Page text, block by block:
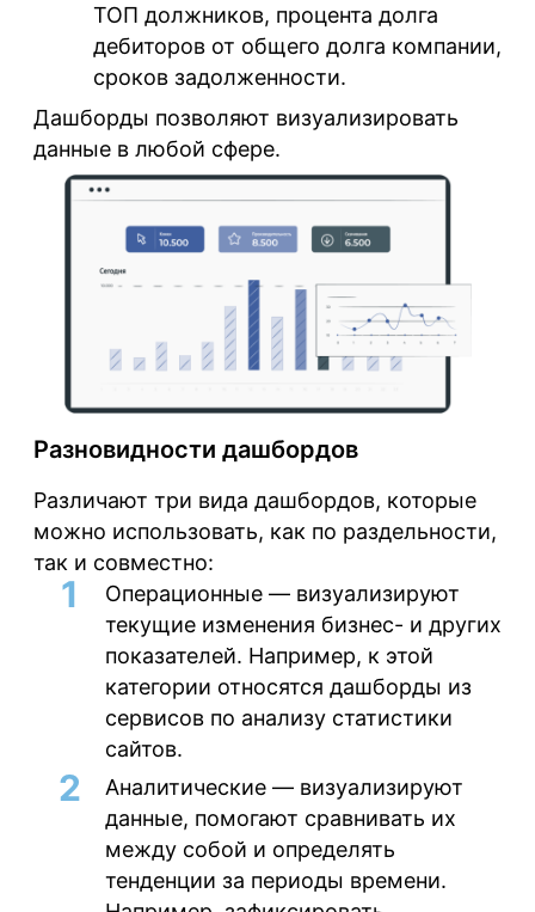
ТОП должников, процента долга
дебиторов от общего долга компании,
сроков задолженности.
Дашборды позволяют визуализировать
данные в любой сфере.
Разновидности дашбордов
Различают три вида дашбордов, которые
можно использовать, как по раздельности,
так и совместно:
Операционные — визуализируют
текущие изменения бизнес- и других
показателей. Например, к этой
категории относятся дашборды из
сервисов по анализу статистики
сайтов.
Аналитические — визуализируют
данные, помогают сравнивать их
между собой и определять
тенденции за периоды времени.